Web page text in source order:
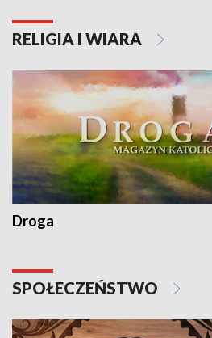
RELIGIA I WIARA
Droga
SPOŁECZEŃSTWO